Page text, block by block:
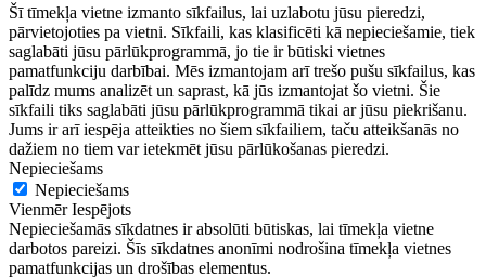
Šī tīmekļa vietne izmanto sīkfailus, lai uzlabotu jūsu pieredzi,
pārvietojoties pa vietni. Sīkfaili, kas klasificēti kā nepieciešamie, tiek
saglabāti jūsu pārlūkprogrammā, jo tie ir būtiski vietnes
pamatfunkciju darbībai. Mēs izmantojam arī trešo pušu sīkfailus, kas
palīdz mums analizēt un saprast, kā jūs izmantojat šo vietni. Šie
sīkfaili tiks saglabāti jūsu pārlūkprogrammā tikai ar jūsu piekrišanu.
Jums ir arī iespēja atteikties no šiem sīkfailiem, taču atteikšanās no
dažiem no tiem var ietekmēt jūsu pārlūkošanas pieredzi.
Nepieciešams
Nepieciešams
Vienmēr Iespējots
Nepieciešamās sīkdatnes ir absolūti būtiskas, lai tīmekļa vietne
darbotos pareizi. Šīs sīkdatnes anonīmi nodrošina tīmekļa vietnes
pamatfunkcijas un drošības elementus.